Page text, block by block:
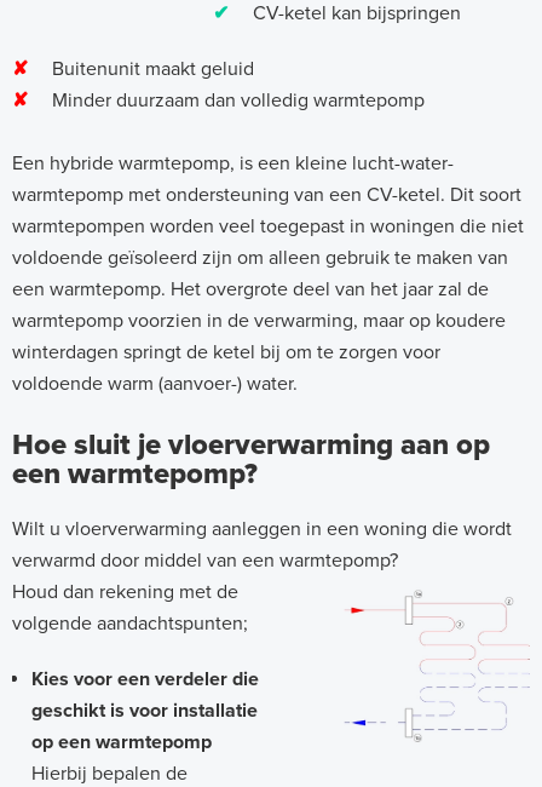
✔ CV-ketel kan bijspringen
✘ Buitenunit maakt geluid
✘ Minder duurzaam dan volledig warmtepomp
Een hybride warmtepomp, is een kleine lucht-water-
warmtepomp met ondersteuning van een CV-ketel. Dit soort
warmtepompen worden veel toegepast in woningen die niet
voldoende geïsoleerd zijn om alleen gebruik te maken van
een warmtepomp. Het overgrote deel van het jaar zal de
warmtepomp voorzien in de verwarming, maar op koudere
winterdagen springt de ketel bij om te zorgen voor
voldoende warm (aanvoer-) water.
Hoe sluit je vloerverwarming aan op
een warmtepomp?
Wilt u vloerverwarming aanleggen in een woning die wordt
verwarmd door middel van een warmtepomp?
Houd dan rekening met de
volgende aandachtspunten;
Kies voor een verdeler die
geschikt is voor installatie
op een warmtepomp
Hierbij bepalen de